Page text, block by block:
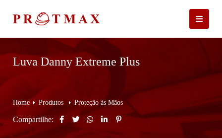
Luva Danny Extreme Plus
Home Produtos Proteção às Mãos
Compartilhe: